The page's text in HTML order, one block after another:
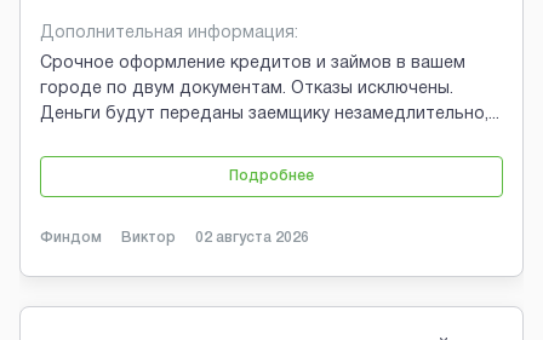
Дополнительная информация:
Срочное оформление кредитов и займов в вашем
городе по двум документам. Отказы исключены.
Деньги будут переданы заемщику незамедлительно,...
Подробнее
Финдом Виктор 02 августа 2026